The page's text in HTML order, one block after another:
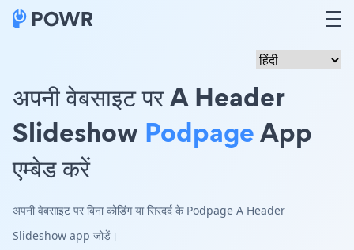
अपनी वेबसाइट पर A Header
Slideshow PodpageApp
एम्बेड करें
अपनी वेबसाइट पर बिना कोडिंग या सिरदर्द के Podpage A Header
Slideshow app जोड़ें।